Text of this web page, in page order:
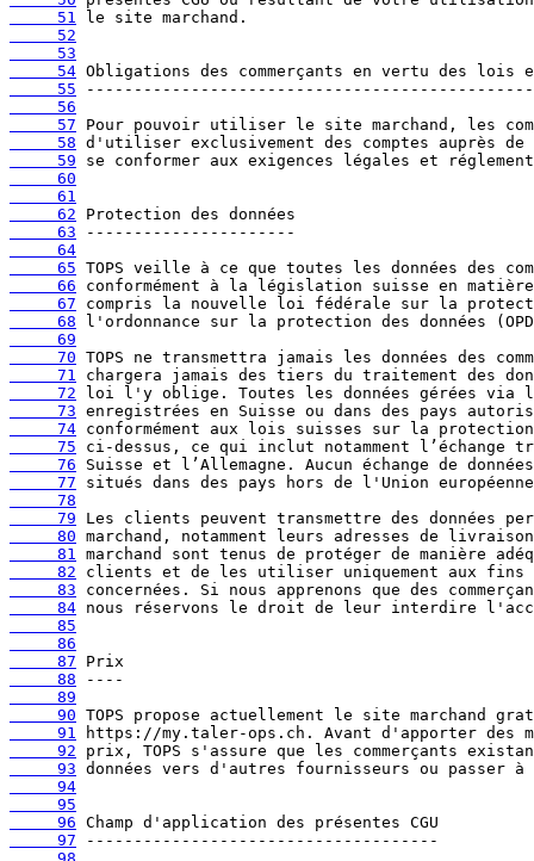
     51
     52
     53
     54
     55
     56
     57
     58
     59
     60
     61
     62
     63
     64
     65
     66
     67
     68
     69
     70
     71
     72
     73
     74
     75
     76
     77
     78
     79
     80
     81
     82
     83
     84
     85
     86
     87
     88
     89
     90
     91
     92
     93
     94
     95
     96
     97